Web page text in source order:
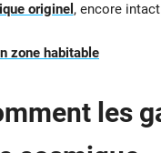
originel , encore
zone habitable
les